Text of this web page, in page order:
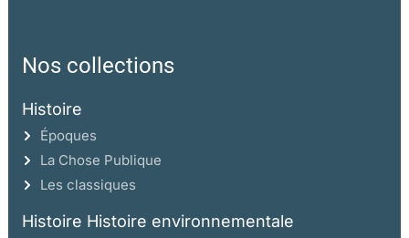
Nos collections
Histoire
Époques
La Chose Publique
Les classiques
Histoire Histoire environnementale